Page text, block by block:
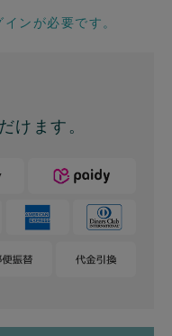
ンが必要です。
けます。